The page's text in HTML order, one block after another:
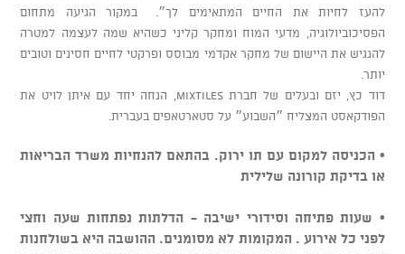
להעז לחיות את החיים המתאימים לך״. במקור הגיעה מתחום
הפסיכוביולוגיה, מדעי המוח ומחקר קליני כשהיא שמה לעצמה למטרה
להנגיש את היישום של מחקר אקדמי מבוסס ופרקטי לחיים חסינים וטובים
יותר.
דוד כץ, יזם ובעלים של חברת Mixtiles, הנחה יחד עם איתן לויט את
הפודקאסט המצליח ״השבוע״ על סטארטאפים בעברית.
• הכניסה למקום עם תו ירוק. בהתאם להנחיות משרד הבריאות
או בדיקת קורונה שלילית
• שעות פתיחה וסידורי ישיבה - הדלתות נפתחות שעה וחצי
לפני כל אירוע . המקומות לא מסומנים. ההושבה היא בשולחנות